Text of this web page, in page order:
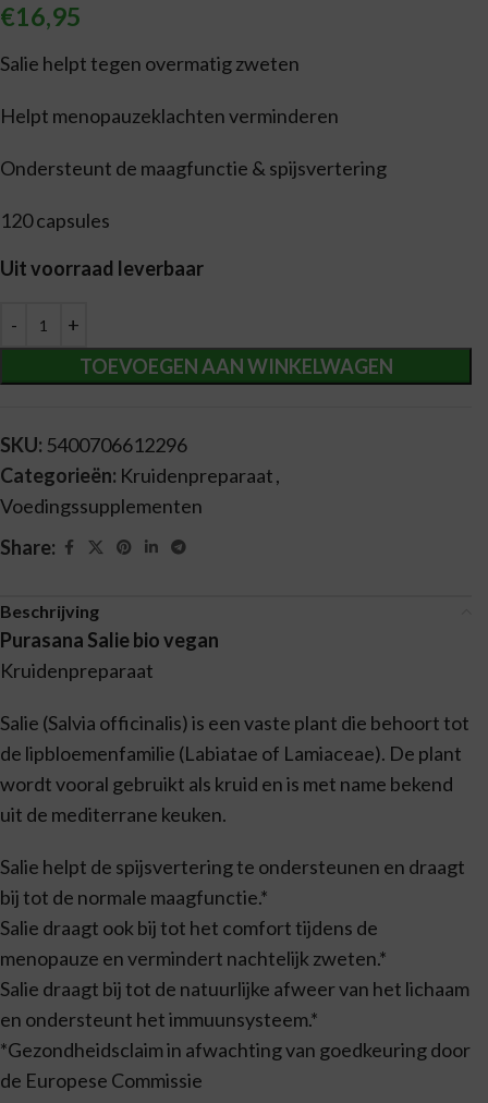
€16,95
Salie helpt tegen overmatig zweten
Helpt menopauzeklachten verminderen
Ondersteunt de maagfunctie & spijsvertering
120 capsules
Uit voorraad leverbaar
TOEVOEGEN AAN WINKELWAGEN
Alternative:
SKU: 5400706612296
Categorieën: Kruidenpreparaat,
Voedingssupplementen
Share:
Beschrijving
Purasana Salie bio vegan
Kruidenpreparaat
Salie (Salvia officinalis) is een vaste plant die behoort tot
de lipbloemenfamilie (Labiatae of Lamiaceae). De plant
wordt vooral gebruikt als kruid en is met name bekend
uit de mediterrane keuken.
Salie helpt de spijsvertering te ondersteunen en draagt
bij tot de normale maagfunctie.*
Salie draagt ook bij tot het comfort tijdens de
menopauze en vermindert nachtelijk zweten.*
Salie draagt bij tot de natuurlijke afweer van het lichaam
en ondersteunt het immuunsysteem.*
*Gezondheidsclaim in afwachting van goedkeuring door
de Europese Commissie